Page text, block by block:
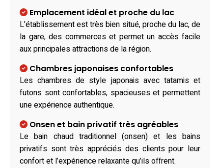
Emplacement idéal et proche du lac
L’établissement est très bien situé, proche du lac, de
la gare, des commerces et permet un accès facile
aux principales attractions de la région.
Chambres japonaises confortables
Les chambres de style japonais avec tatamis et
futons sont confortables, spacieuses et permettent
une expérience authentique.
Onsen et bain privatif très agréables
Le bain chaud traditionnel (onsen) et les bains
privatifs sont très appréciés des clients pour leur
confort et l’expérience relaxante qu’ils offrent.